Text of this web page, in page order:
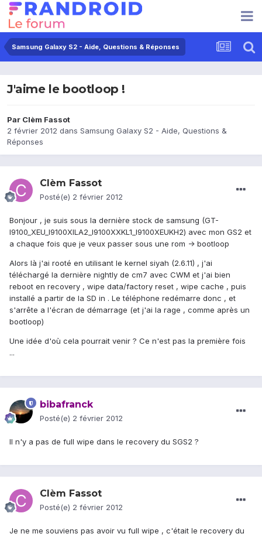
Samsung Galaxy S2 - Aide, Questions & Réponses
J'aime le bootloop !
Par Clèm Fassot
2 février 2012 dans Samsung Galaxy S2 - Aide, Questions &
Réponses
Clèm Fassot
Posté(e) 2 février 2012
Bonjour , je suis sous la dernière stock de samsung (GT-
I9100_XEU_I9100XILA2_I9100XXKL1_I9100XEUKH2) avec mon GS2 et
a chaque fois que je veux passer sous une rom -> bootloop
Alors là j'ai rooté en utilisant le kernel siyah (2.6.11) , j'ai
téléchargé la dernière nightly de cm7 avec CWM et j'ai bien
reboot en recovery , wipe data/factory reset , wipe cache , puis
installé a partir de la SD in . Le téléphone redémarre donc , et
s'arrête a l'écran de démarrage (et j'ai la rage , comme après un
bootloop)
Une idée d'où cela pourrait venir ? Ce n'est pas la première fois
...
bibafranck
Posté(e) 2 février 2012
Il n'y a pas de full wipe dans le recovery du SGS2 ?
Clèm Fassot
Posté(e) 2 février 2012
Je ne me souviens pas avoir vu full wipe , c'était le recovery du